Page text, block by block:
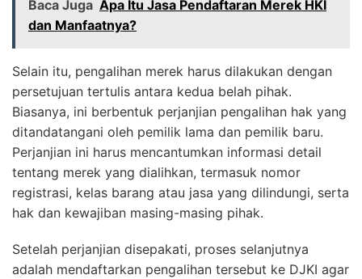
Baca Juga Apa Itu Jasa Pendaftaran Merek HKI
dan Manfaatnya?
Selain itu, pengalihan merek harus dilakukan dengan
persetujuan tertulis antara kedua belah pihak.
Biasanya, ini berbentuk perjanjian pengalihan hak yang
ditandatangani oleh pemilik lama dan pemilik baru.
Perjanjian ini harus mencantumkan informasi detail
tentang merek yang dialihkan, termasuk nomor
registrasi, kelas barang atau jasa yang dilindungi, serta
hak dan kewajiban masing-masing pihak.
Setelah perjanjian disepakati, proses selanjutnya
adalah mendaftarkan pengalihan tersebut ke DJKI agar